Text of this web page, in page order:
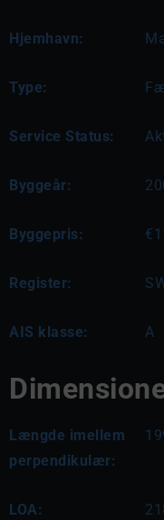
Hjemhavn:
Type:
Service Status:
Byggeår:
Byggepris:
Register:
AIS klasse: A
Længde imellem
perpendikulær:
LOA: